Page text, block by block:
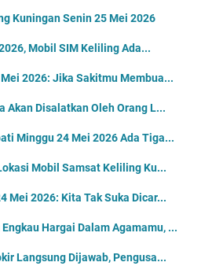
Kuningan Senin 25 Mei 2026
Mobil SIM Keliling Ada...
2026: Jika Sakitmu Membua...
Akan Disalatkan Oleh Orang L...
Minggu 24 Mei 2026 Ada Tiga...
Mobil Samsat Keliling Ku...
Mei 2026: Kita Tak Suka Dicar...
Hargai Dalam Agamamu, ...
Langsung Dijawab, Pengusa...